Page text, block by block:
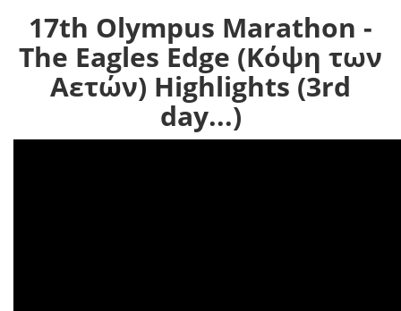
17th Olympus Marathon -
The Eagles Edge (Κόψη των
Αετών) Highlights (3rd
day...)